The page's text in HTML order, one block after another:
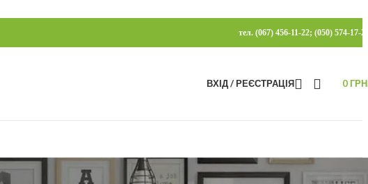
тел. (067) 456-11-22; (050) 574-17-
ВХІД / РЕЄСТРАЦІЯ 0